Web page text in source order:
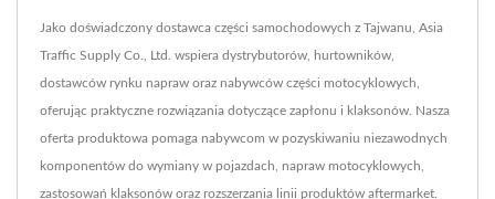
Jako doświadczony dostawca części samochodowych z Tajwanu, Asia
Traffic Supply Co., Ltd. wspiera dystrybutorów, hurtowników,
dostawców rynku napraw oraz nabywców części motocyklowych,
oferując praktyczne rozwiązania dotyczące zapłonu i klaksonów. Nasza
oferta produktowa pomaga nabywcom w pozyskiwaniu niezawodnych
komponentów do wymiany w pojazdach, napraw motocyklowych,
zastosowań klaksonów oraz rozszerzania linii produktów aftermarket.